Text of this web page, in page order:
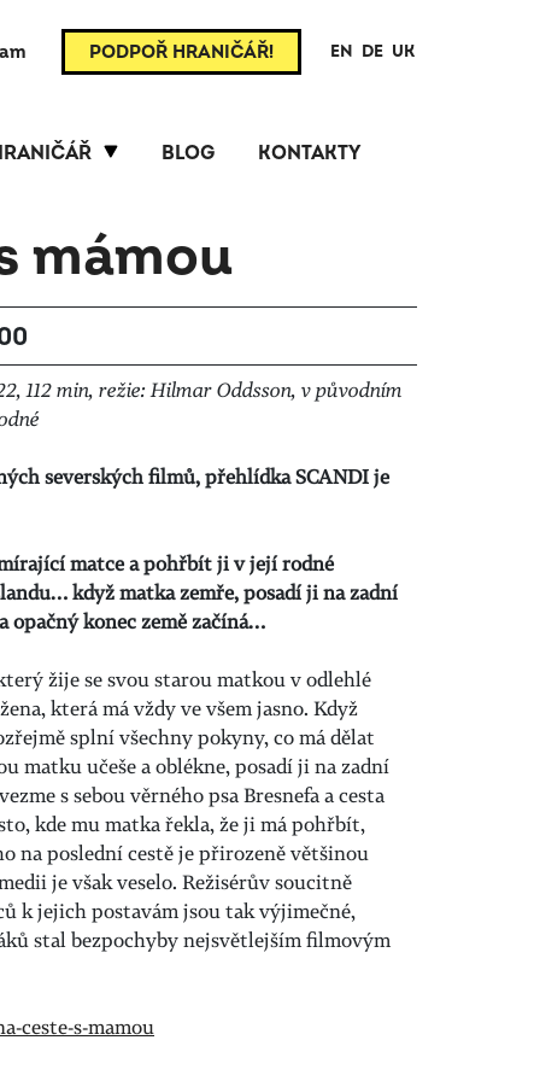
PODPOŘ HRANIČÁŘ! EN DE UK
BLOG KONTAKTY
mámou
112 min, režie: Hilmar Oddsson, v původním
severských filmů, přehlídka SCANDI je
matce a pohřbít ji v její rodné
když matka zemře, posadí ji na zadní
opačný konec země začíná…
žije se svou starou matkou v odlehlé
která má vždy ve všem jasno. Když
splní všechny pokyny, co má dělat
matku učeše a oblékne, posadí ji na zadní
s sebou věrného psa Bresnefa a cesta
kde mu matka řekla, že ji má pohřbít,
na poslední cestě je přirozeně většinou
je však veselo. Režisérův soucitně
k jejich postavám jsou tak výjimečné,
stal bezpochyby nejsvětlejším filmovým
ceste-s-mamou